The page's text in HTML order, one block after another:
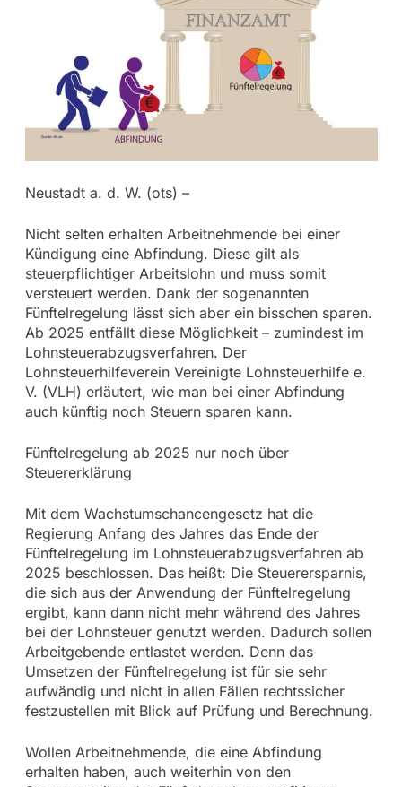
Neustadt a. d. W. (ots) –
Nicht selten erhalten Arbeitnehmende bei einer
Kündigung eine Abfindung. Diese gilt als
steuerpflichtiger Arbeitslohn und muss somit
versteuert werden. Dank der sogenannten
Fünftelregelung lässt sich aber ein bisschen sparen.
Ab 2025 entfällt diese Möglichkeit – zumindest im
Lohnsteuerabzugsverfahren. Der
Lohnsteuerhilfeverein Vereinigte Lohnsteuerhilfe e.
V. (VLH) erläutert, wie man bei einer Abfindung
auch künftig noch Steuern sparen kann.
Fünftelregelung ab 2025 nur noch über
Steuererklärung
Mit dem Wachstumschancengesetz hat die
Regierung Anfang des Jahres das Ende der
Fünftelregelung im Lohnsteuerabzugsverfahren ab
2025 beschlossen. Das heißt: Die Steuerersparnis,
die sich aus der Anwendung der Fünftelregelung
ergibt, kann dann nicht mehr während des Jahres
bei der Lohnsteuer genutzt werden. Dadurch sollen
Arbeitgebende entlastet werden. Denn das
Umsetzen der Fünftelregelung ist für sie sehr
aufwändig und nicht in allen Fällen rechtssicher
festzustellen mit Blick auf Prüfung und Berechnung.
Wollen Arbeitnehmende, die eine Abfindung
erhalten haben, auch weiterhin von den